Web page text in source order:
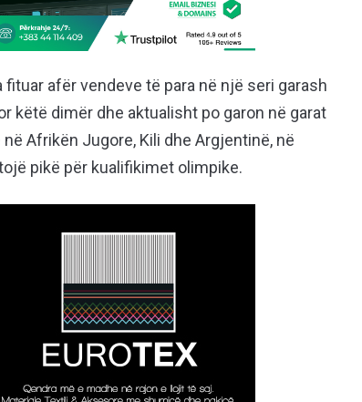
fituar afër vendeve të para në një seri garash
këtë dimër dhe aktualisht po garon në garat
Afrikën Jugore, Kili dhe Argjentinë, në
pikë për kualifikimet olimpike.